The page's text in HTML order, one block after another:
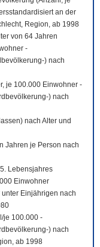
an der
Region, ab 1998
von 64 Jahren
-
) nach
je 100.000 Einwohner -
) nach
nach Alter und
Jahren je Person nach
Lebensjahres
Einwohner
Einjährigen nach
je 100.000 -
) nach
ab 1998